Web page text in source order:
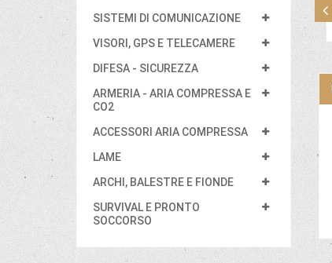
SISTEMI DI COMUNICAZIONE
VISORI, GPS E TELECAMERE
DIFESA - SICUREZZA
ARMERIA - ARIA COMPRESSA E
CO2
ACCESSORI ARIA COMPRESSA
LAME
ARCHI, BALESTRE E FIONDE
SURVIVAL E PRONTO
SOCCORSO